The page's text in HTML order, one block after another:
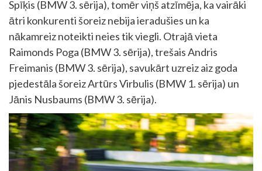
Spīķis (BMW 3. sērija), tomēr viņš atzīmēja, ka vairāki
ātri konkurenti šoreiz nebija ieradušies un ka
nākamreiz noteikti neies tik viegli. Otrajā vieta
Raimonds Poga (BMW 3. sērija), trešais Andris
Freimanis (BMW 3. sērija), savukārt uzreiz aiz goda
pjedestāla šoreiz Artūrs Virbulis (BMW 1. sērija) un
Jānis Nusbaums (BMW 3. sērija).